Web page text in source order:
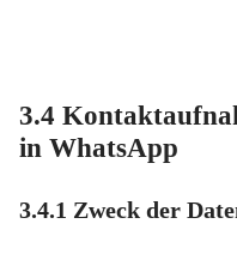
3.4
in WhatsApp
3.4.1 Zweck der